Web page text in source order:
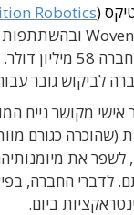
(
Robotics
ובהשתתפות
58 מיליון
לביקוש גובר
אישי מקושר נייח
את
לדברי החברה,